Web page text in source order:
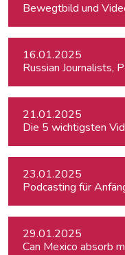
Bewegtbild und
16.01.2025
Russian Journalists,
21.01.2025
Die 5 wichtigsten
23.01.2025
Podcasting für
29.01.2025
Can Mexico absorb